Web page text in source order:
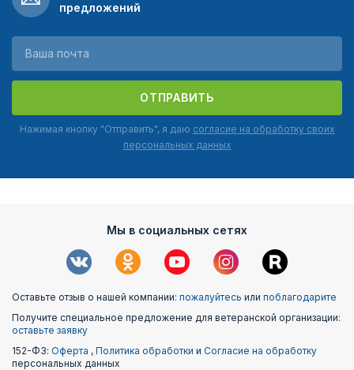
предложений
ОТПРАВИТЬ
Нажимая кнопку "Отправить", я даю согласие на обработку своих
персональных данных
Мы в социальных сетях
Оставьте отзыв о нашей компании: пожалуйтесь или поблагодарите
Получите специальное предложение для ветеранской организации:
оставьте заявку
152-ФЗ: Оферта , Политика обработки и Согласие на обработку
персональных данных